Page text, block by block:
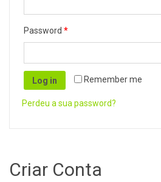
Password *
Remember me
Log in
Perdeu a sua password?
Criar Conta